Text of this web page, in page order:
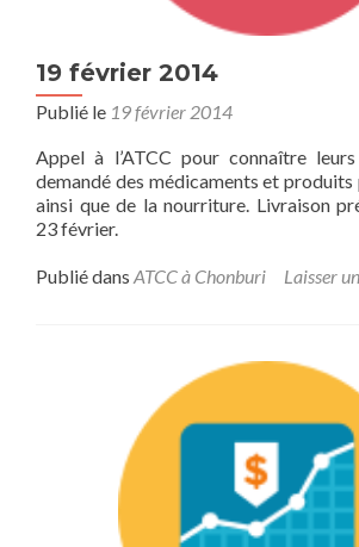
19 février 2014
Publié le 19 février 2014
Appel à l’ATCC pour connaître
demandé des médicaments et produits
ainsi que de la nourriture. Livraison
23 février.
Publié dans ATCC à Chonburi Laisser